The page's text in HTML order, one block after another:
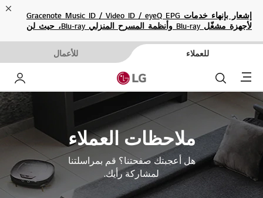
إشعار بإنهاء خدمات Gracenote Music ID / Video ID / eyeQ EPG
لأجهزة مشغّل Blu-ray وأنظمة المسرح المنزلي Blu-ray، حيث لن
للعملاء للأعمال
Menu بحث
ملاحظات العملاء
هل أعجبتك صفحتنا؟ قم بمراسلتنا
لمشاركة رأيك.